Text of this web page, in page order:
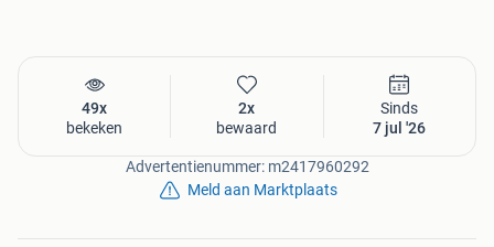
49x
bekeken
2x
bewaard
Sinds
7 jul '26
Advertentienummer: m2417960292
Meld aan Marktplaats